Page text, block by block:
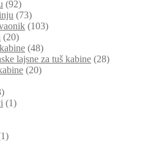
(92)
(73)
(103)
(20)
(48)
lajsne za tuš kabine (28)
(20)
(1)